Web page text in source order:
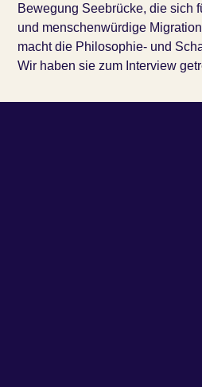
Bewegung Seebrücke, die sich
und menschenwürdige
macht die Philosophie- und
Wir haben sie zum Interview